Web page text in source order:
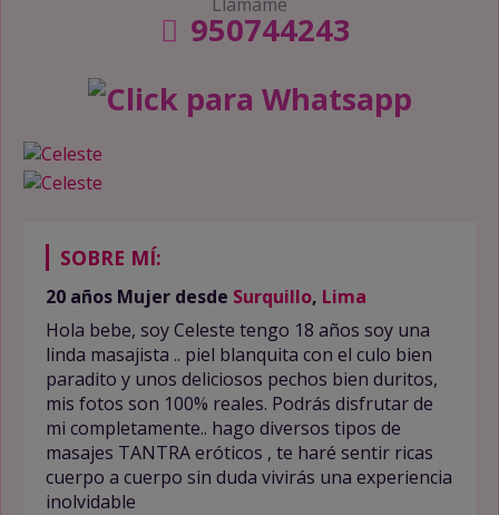
950744243
SOBRE MÍ:
20 años Mujer desde Surquillo, Lima
Hola bebe, soy Celeste tengo 18 años soy una
linda masajista .. piel blanquita con el culo bien
paradito y unos deliciosos pechos bien duritos,
mis fotos son 100% reales. Podrás disfrutar de
mi completamente.. hago diversos tipos de
masajes TANTRA eróticos , te haré sentir ricas
cuerpo a cuerpo sin duda vivirás una experiencia
inolvidable